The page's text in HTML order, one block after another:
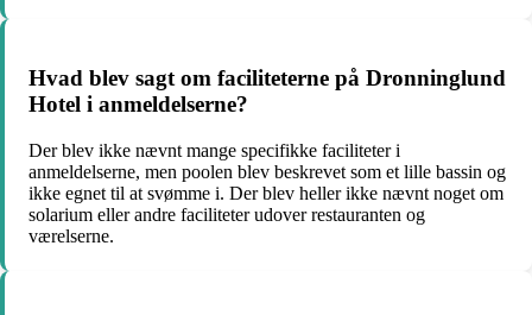
Hvad blev sagt om faciliteterne på Dronninglund
Hotel i anmeldelserne?
Der blev ikke nævnt mange specifikke faciliteter i
anmeldelserne, men poolen blev beskrevet som et lille bassin og
ikke egnet til at svømme i. Der blev heller ikke nævnt noget om
solarium eller andre faciliteter udover restauranten og
værelserne.